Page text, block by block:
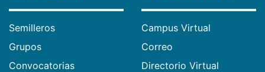
Semilleros
Grupos
Convocatorias
Campus Virtual
Correo
Directorio Virtual